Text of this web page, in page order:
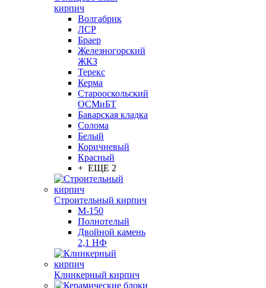
кирпич
Волгабрик
ЛСР
Браер
Железногорский
ЖКЗ
Терекс
Керма
Старооскольский
ОСМиБТ
Баварская кладка
Солома
Белый
Коричневый
Красный
+ ЕЩЕ 2
Строительный кирпич
М-150
Полнотелый
Двойной камень
2,1 НФ
Клинкерный кирпич